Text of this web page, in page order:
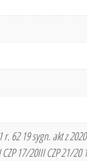
r. 62 19 sygn. akt z
17/20III CZP 21/